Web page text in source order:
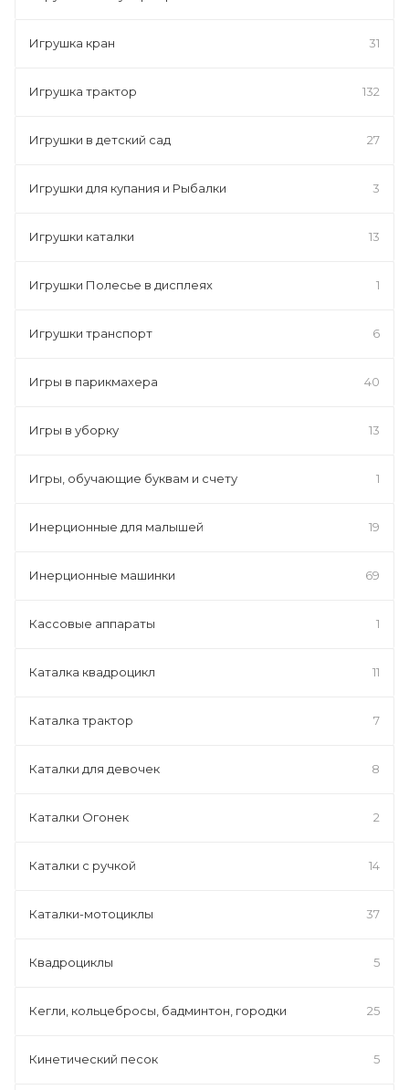
Игрушка кран 31
Игрушка трактор 132
Игрушки в детский сад 27
Игрушки для купания и Рыбалки 3
Игрушки каталки 13
Игрушки Полесье в дисплеях 1
Игрушки транспорт 6
Игры в парикмахера 40
Игры в уборку 13
Игры, обучающие буквам и счету 1
Инерционные для малышей 19
Инерционные машинки 69
Кассовые аппараты 1
Каталка квадроцикл 11
Каталка трактор 7
Каталки для девочек 8
Каталки Огонек 2
Каталки с ручкой 14
Каталки-мотоциклы 37
Квадроциклы 5
Кегли, кольцебросы, бадминтон, городки 25
Кинетический песок 5